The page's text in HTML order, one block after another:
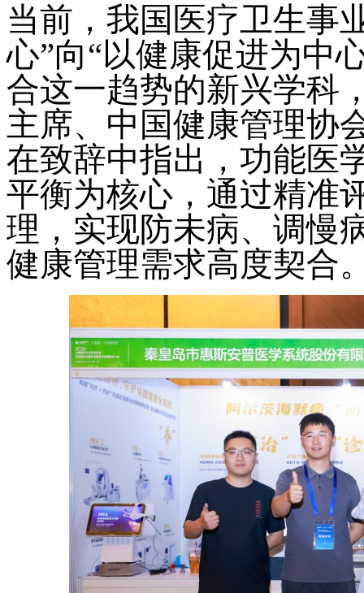
当前，我国医疗卫生事
心”向“以健康促进为中
合这一趋势的新兴学科
主席、中国健康管理协
在致辞中指出，功能医
平衡为核心，通过精准
理，实现防未病、调慢
健康管理需求高度契合